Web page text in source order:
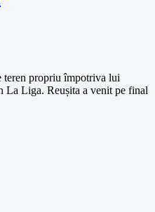
teren propriu împotriva lui
La Liga. Reușita a venit pe final